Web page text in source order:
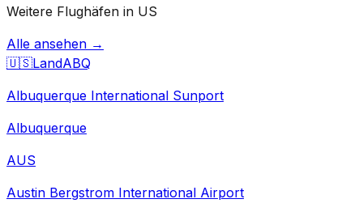
Weitere Flughäfen in US
Alle ansehen →
🇺🇸LandABQ
Albuquerque International Sunport
Albuquerque
AUS
Austin Bergstrom International Airport